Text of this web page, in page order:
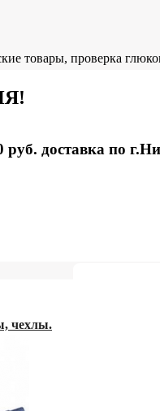
товары, проверка
руб. доставка по
чехлы.